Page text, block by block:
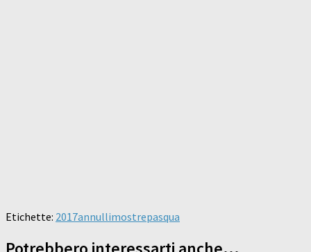
Etichette: 2017annullimostrepasqua